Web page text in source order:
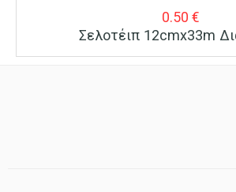
0.50 €
Σελοτέιπ 12cmx33m